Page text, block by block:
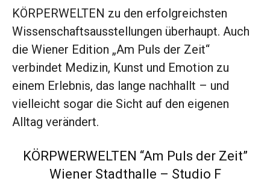
KÖRPERWELTEN zu den erfolgreichsten
Wissenschaftsausstellungen überhaupt. Auch
die Wiener Edition „Am Puls der Zeit“
verbindet Medizin, Kunst und Emotion zu
einem Erlebnis, das lange nachhallt – und
vielleicht sogar die Sicht auf den eigenen
Alltag verändert.
KÖRPWERWELTEN “Am Puls der Zeit”
Wiener Stadthalle – Studio F